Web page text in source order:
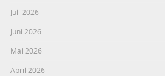
Juli 2026
Juni 2026
Mai 2026
April 2026